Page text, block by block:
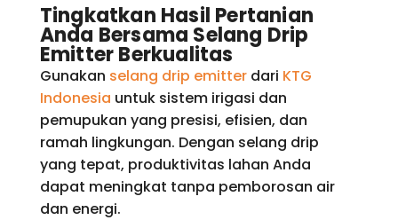
Tingkatkan Hasil Pertanian
Anda Bersama Selang Drip
Emitter Berkualitas
Gunakan selang drip emitterdari KTG
Indonesia untuk sistem irigasi dan
pemupukan yang presisi, efisien, dan
ramah lingkungan. Dengan selang drip
yang tepat, produktivitas lahan Anda
dapat meningkat tanpa pemborosan air
dan energi.